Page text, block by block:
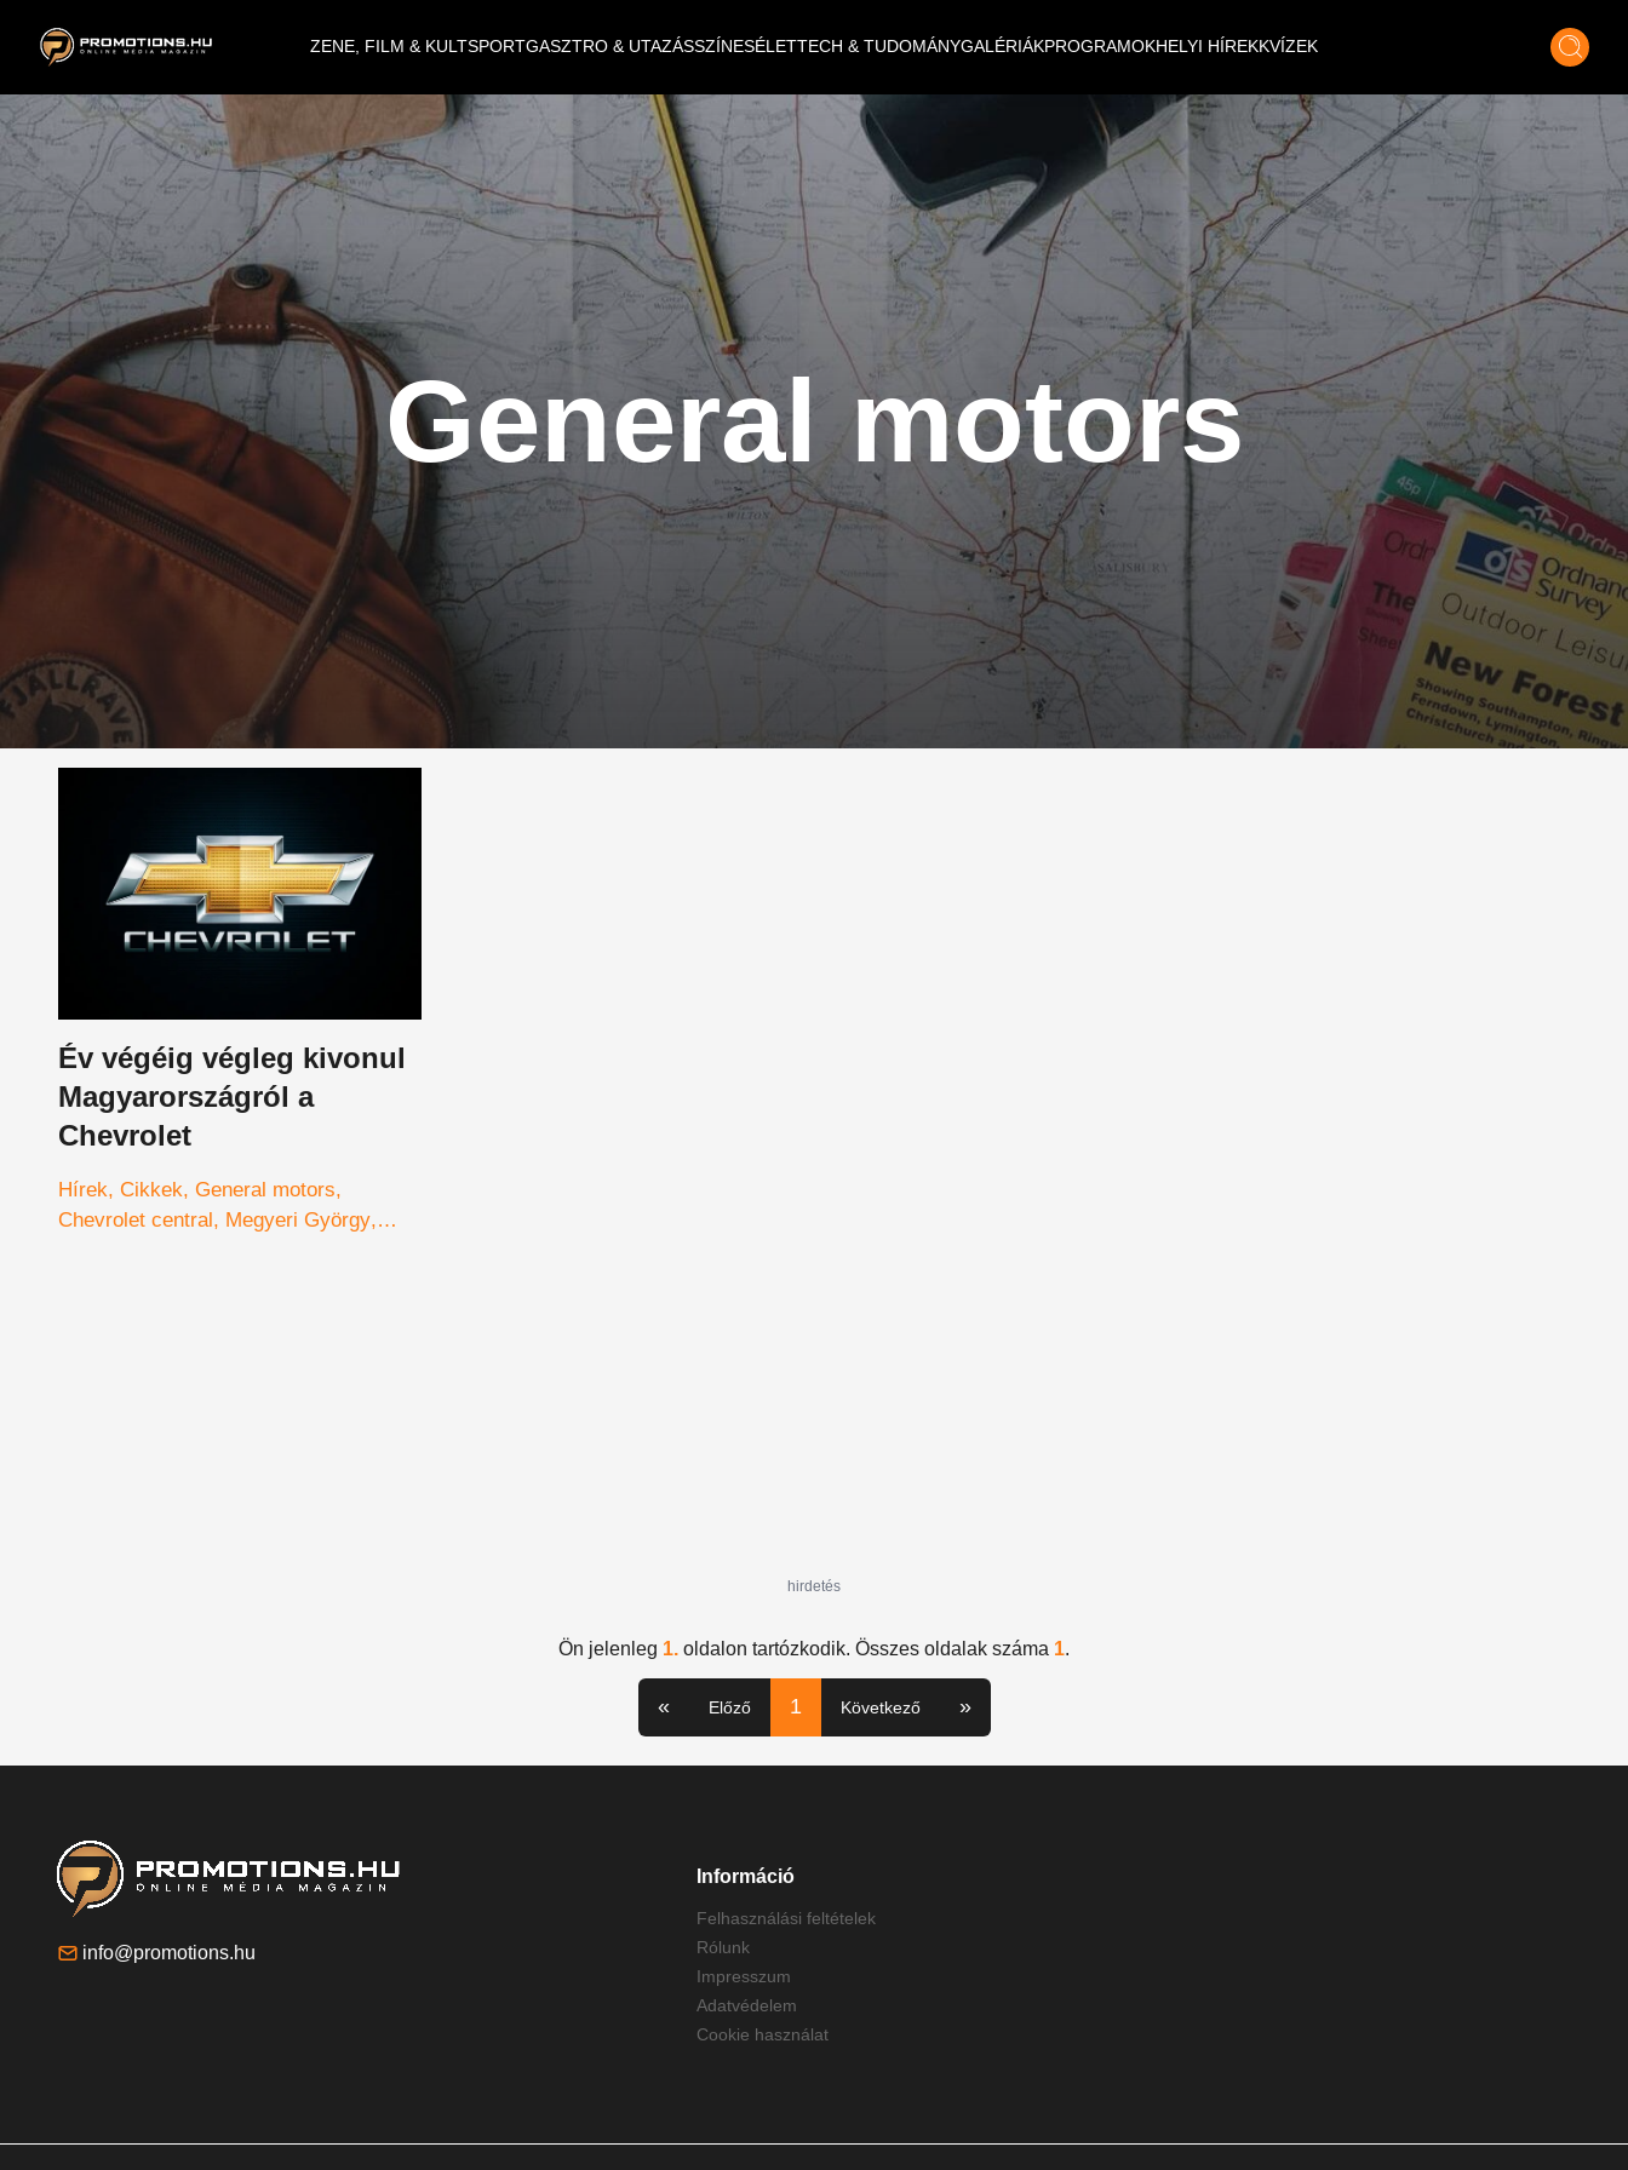
ZENE, FILM & KULTSPORTGASZTRO & UTAZÁSSZÍNESÉLETTECH & TUDOMÁNYGALÉRIÁKPROGRAMOKHELYI HÍREKKVÍZEK
General motors
Év végéig végleg kivonul
Magyarországról a
Chevrolet
Hírek Cikkek General motors
Chevrolet central
Megyeri György
hirdetés
Ön jelenleg 1. oldalon tartózkodik. Összes oldalak száma 1.
« Előző 1 Következő »
info@promotions.hu
Információ
Felhasználási feltételek
Rólunk
Impresszum
Adatvédelem
Cookie használat